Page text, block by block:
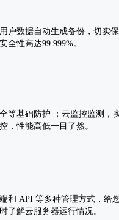
户数据自动生成备份，切实
全性高达99.999%。
等基础防护 ；云监控监测
，性能高低一目了然。
和 API 等多种管理方式，给
了解云服务器运行情况。